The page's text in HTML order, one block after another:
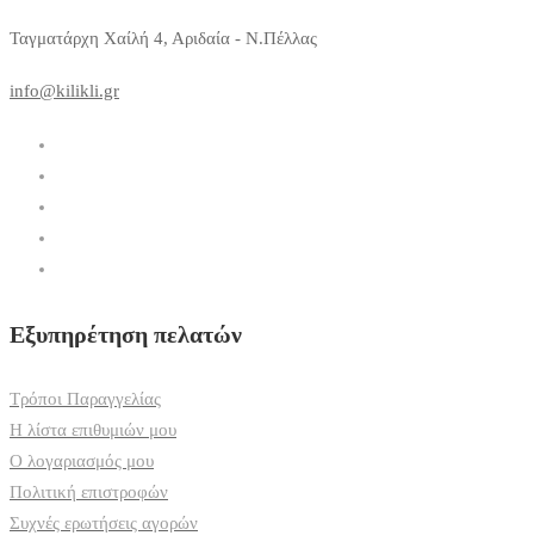
Ταγματάρχη Χαίλή 4, Αριδαία - Ν.Πέλλας
info@kilikli.gr
Εξυπηρέτηση πελατών
Τρόποι Παραγγελίας
Η λίστα επιθυμιών μου
Ο λογαριασμός μου
Πολιτική επιστροφών
Συχνές ερωτήσεις αγορών